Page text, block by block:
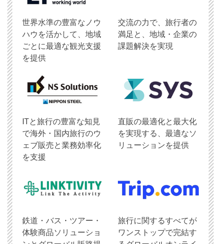
世界水準の豊富なノウ
ハウを活かして、地域
ごとに最適な観光支援
を提供
交流の力で、旅行者の
満足と、地域・企業の
課題解決を実現
ITと旅行の豊富な知見
で海外・国内旅行のウ
ェブ販売と業務効率化
を支援
直販の最適化と最大化
を実現する、最適なソ
リューションを提供
鉄道・バス・ツアー・
体験商品ソリューショ
旅行に関するすべてが
ワンストップで完結す